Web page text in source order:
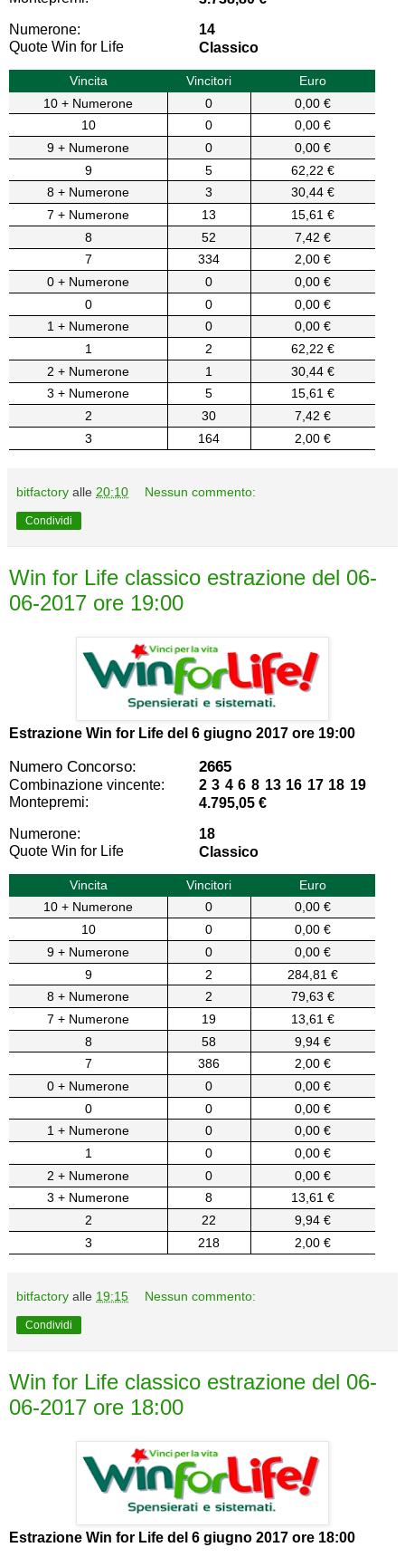
Numerone:
14
Quote Win for Life
Classico
Vincita Vincitori
Euro
10 + Numerone
0
0,00 €
10
0
0,00 €
9 + Numerone
0
0,00 €
9
5
62,22 €
8 + Numerone
3
30,44 €
7 + Numerone
13
15,61 €
8
52
7,42 €
7
334
2,00 €
0 + Numerone
0
0,00 €
0
0
0,00 €
1 + Numerone
0
0,00 €
1
2
62,22 €
2 + Numerone
1
30,44 €
3 + Numerone
5
15,61 €
2
30
7,42 €
3
164 2,00 €
bitfactory alle 20:10 Nessun commento:
Condividi
Win for Life classico estrazione del 06-
06-2017 ore 19:00
Estrazione Win for Life del 6 giugno 2017 ore 19:00
Numero Concorso: 2665
Combinazione vincente:
2 3 4 6 8 13 16 17 18 19
Montepremi:
4.795,05 €
Numerone:
18
Quote Win for Life
Classico
Vincita Vincitori
Euro
10 + Numerone
0
0,00 €
10
0
0,00 €
9 + Numerone
0
0,00 €
9
2
284,81 €
8 + Numerone
2
79,63 €
7 + Numerone
19
13,61 €
8
58
9,94 €
7
386
2,00 €
0 + Numerone
0
0,00 €
0
0
0,00 €
1 + Numerone
0
0,00 €
1
0
0,00 €
2 + Numerone
0
0,00 €
3 + Numerone
8
13,61 €
2
22
9,94 €
3
218 2,00 €
bitfactory alle 19:15 Nessun commento:
Condividi
Win for Life classico estrazione del 06-
06-2017 ore 18:00
Estrazione Win for Life del 6 giugno 2017 ore 18:00